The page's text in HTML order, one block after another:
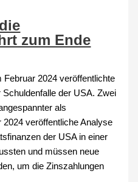
zum Ende
Februar 2024 veröffentlichte
der USA. Zwei
als
veröffentliche Analyse
der USA in einer
und müssen neue
um die Zinszahlungen